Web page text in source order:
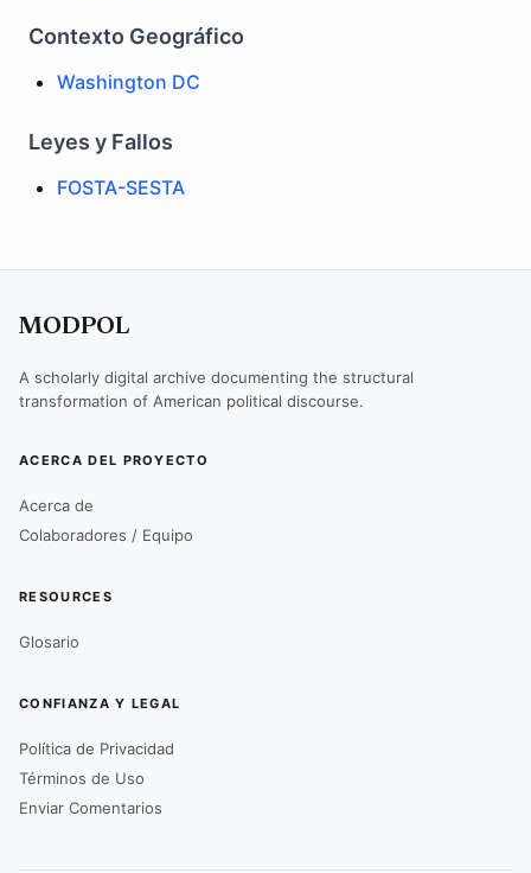
Contexto Geográfico
Washington DC
Leyes y Fallos
FOSTA-SESTA
MODPOL
A scholarly digital archive documenting the structural
transformation of American political discourse.
ACERCA DEL PROYECTO
Acerca de
Colaboradores / Equipo
RESOURCES
Glosario
CONFIANZA Y LEGAL
Política de Privacidad
Términos de Uso
Enviar Comentarios